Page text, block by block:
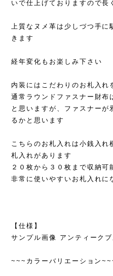
いで仕上げておりますので長
上質なヌメ革は少しづつ手に
きます
経年変化もお楽しみ下さい
内装にはこだわりのお札入れ
通常ラウンドファスナー財布
と思いますが、ファスナーが
るかと思います
こちらのお札入れは小銭入れ
札入れがあります
２０枚から３０枚まで収納可
非常に使いやすいお札入れに
【仕様】
サンプル画像 アンティークブ
~~~カラーバリエーション